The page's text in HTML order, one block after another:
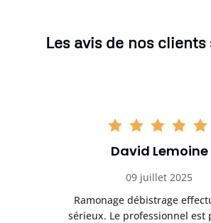
Les avis de nos
David Lemoine
09 juillet 2025
Ramonage débistrage
sérieux. Le professionnel est